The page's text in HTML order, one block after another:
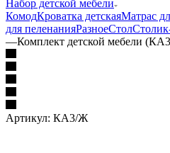
Набор детской мебели
КомодКроватка детскаяМатрас
для пеленанияРазноеСтол
—Комплект детской мебели
Артикул: КА3/Ж